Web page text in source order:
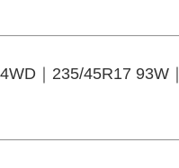
｜235/45R17 93W｜